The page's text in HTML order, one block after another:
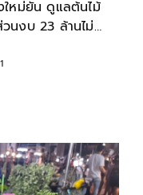
ใหม่ยัน ดูแลต้นไม้
นงบ 23 ล้านไม่